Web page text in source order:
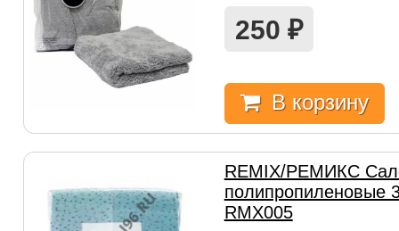
250 ₽
В корзину
REMIX/РЕМИКС
полипропиленовые
RMX005